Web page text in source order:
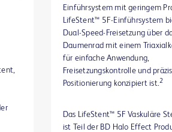
Einführsystem mit geringem
LifeStent™ 5F-Einführsystem
Dual-Speed-Freisetzung über
Daumenrad mit einem
für einfache Anwendung,
Freisetzungskontrolle und
Positionierung konzipiert ist.2
Das LifeStent™ 5F Vaskuläre
ist Teil der BD Halo Effect